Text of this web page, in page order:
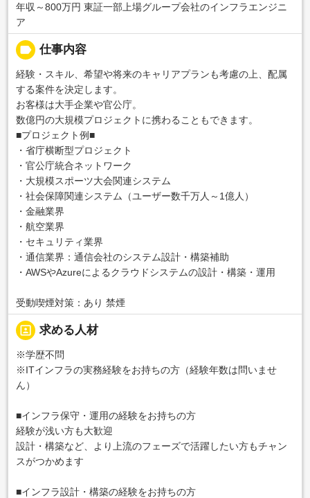
年収～800万円 東証一部上場グループ会社のインフラエンジニ
ア
label 仕事内容
経験・スキル、希望や将来のキャリアプランも考慮の上、配属
する案件を決定します。
お客様は大手企業や官公庁。
数億円の大規模プロジェクトに携わることもできます。
■プロジェクト例■
・省庁横断型プロジェクト
・官公庁統合ネットワーク
・大規模スポーツ大会関連システム
・社会保障関連システム（ユーザー数千万人～1億人）
・金融業界
・航空業界
・セキュリティ業界
・通信業界：通信会社のシステム設計・構築補助
・AWSやAzureによるクラウドシステムの設計・構築・運用
受動喫煙対策：あり 禁煙
portrait 求める人材
※学歴不問
※ITインフラの実務経験をお持ちの方（経験年数は問いませ
ん）
■インフラ保守・運用の経験をお持ちの方
経験が浅い方も大歓迎
設計・構築など、より上流のフェーズで活躍したい方もチャン
スがつかめます
■インフラ設計・構築の経験をお持ちの方